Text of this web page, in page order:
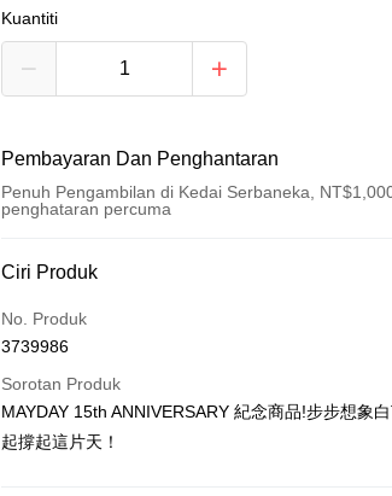
Kuantiti
Pembayaran Dan Penghantaran
Penuh Pengambilan di Kedai Serbaneka,
penghataran percuma
Kaedah Pembayaran
Kad Kredit (Bayaran Penuh)
Pengambilan di Kedai Serbaneka
Apple Pay
Ciri Produk
No. Produk
3739986
Sorotan Produk
MAYDAY 15th ANNIVERSARY 紀念商品!步步想象
起撐起這片天！